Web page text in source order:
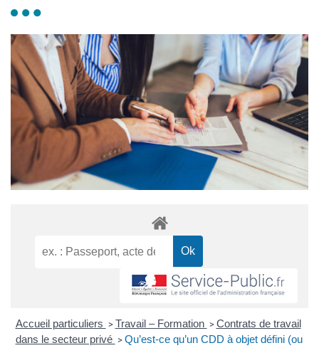
Accueil particuliers > Travail – Formation > Contrats de travail
dans le secteur privé > Qu’est-ce qu’un CDD à objet défini (ou